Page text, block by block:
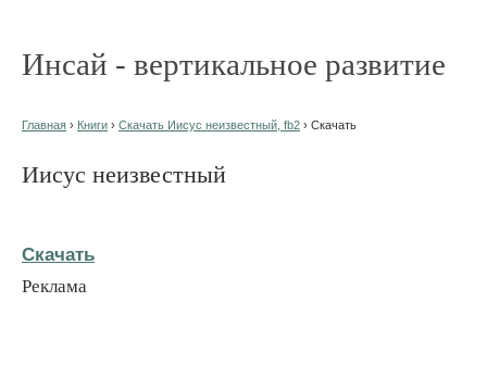
Инсай - вертикальное развитие
Главная › Книги › Скачать Иисус неизвестный, fb2 › Скачать
Иисус неизвестный
Скачать
Реклама